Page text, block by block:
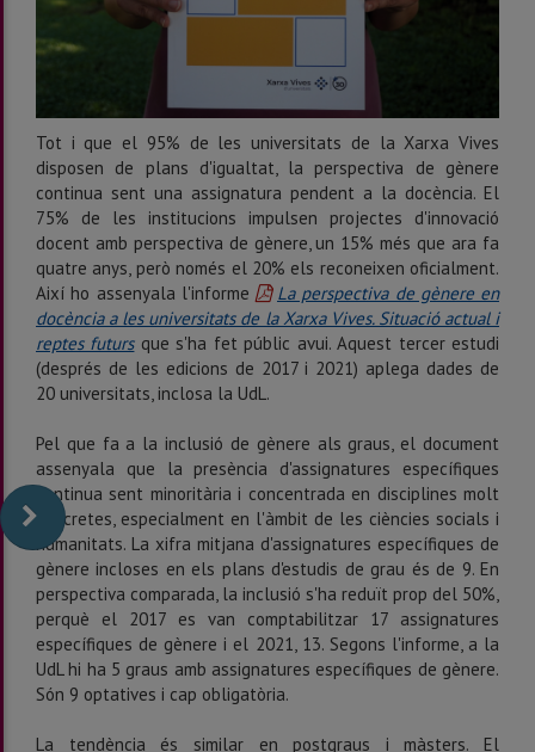
Tot i que el 95% de les universitats de la Xarxa Vives
disposen de plans d'igualtat, la perspectiva de gènere
continua sent una assignatura pendent a la docència. El
75% de les institucions impulsen projectes d'innovació
docent amb perspectiva de gènere, un 15% més que ara fa
quatre anys, però només el 20% els reconeixen oficialment.
Així ho assenyala l'informe
La perspectiva de gènere en
docència a les universitats de la Xarxa Vives. Situació actual i
reptes futurs que s'ha fet públic avui. Aquest tercer estudi
(després de les edicions de 2017 i 2021) aplega dades de
20 universitats, inclosa la UdL.
Pel que fa a la inclusió de gènere als graus, el document
assenyala que la presència d'assignatures específiques
continua sent minoritària i concentrada en disciplines molt
concretes, especialment en l'àmbit de les ciències socials i
humanitats. La xifra mitjana d'assignatures específiques de
gènere incloses en els plans d'estudis de grau és de 9. En
perspectiva comparada, la inclusió s'ha reduït prop del 50%,
perquè el 2017 es van comptabilitzar 17 assignatures
específiques de gènere i el 2021, 13. Segons l'informe, a la
UdL hi ha 5 graus amb assignatures específiques de gènere.
Són 9 optatives i cap obligatòria.
La tendència és similar en postgraus i màsters. El